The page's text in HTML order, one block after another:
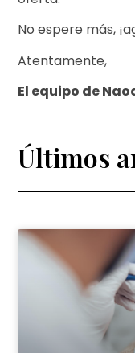
No espere más,
Atentamente,
El equipo de
Últimos